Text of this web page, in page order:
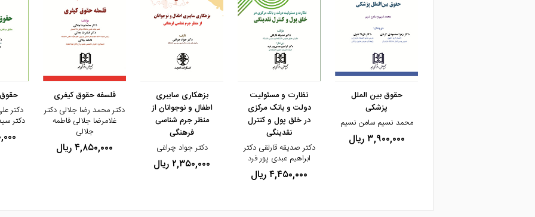
مشاهده و خرید
حقوق بین الملل
پزشکی
محمد نسیم سامن نسیم
۳,۹۰۰,۰۰۰ ریال
مشاهده و خرید
نظارت و مسئولیت
دولت و بانک مرکزی
در خلق پول و کنترل
نقدینگی
دکتر صدیقه قارلقی دکتر
ابراهیم عبدی پور فرد
۴,۴۵۰,۰۰۰ ریال
مشاهده و خرید
بزهکاری سایبری
اطفال و نوجوانان از
منظر جرم شناسی
فرهنگی
دکتر جواد چراغی
۲,۳۵۰,۰۰۰ ریال
فلسفه حقوق کیفری
دکتر محمد رضا جلالی دکتر
غلامرضا جلالی فاطمه
جلالی
۴,۸۵۰,۰۰۰ ریال
دکتر
دکتر